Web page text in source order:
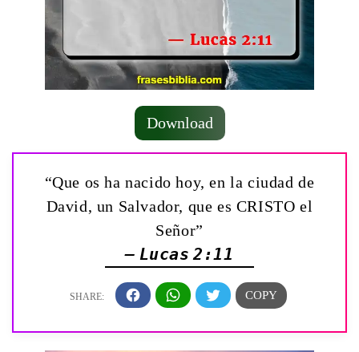
Download
“Que os ha nacido hoy, en la ciudad de
David, un Salvador, que es CRISTO el
Señor”
— Lucas 2:11